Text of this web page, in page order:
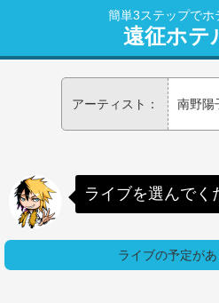
簡単3ステップでホ
遠征ホテ
アーティスト： 南野陽
ライブを選んでく
ライブの予定があ